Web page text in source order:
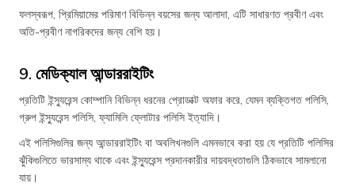
ফলস্বরূপ, প্রিমিয়ামের পরিমাণ বিভিন্ন বয়সের জন্য আলাদা, এটি সাধারণত প্রবীণ এবং
অতি-প্রবীণ নাগরিকদের জন্য বেশি হয়।
9. মেডিক্যাল আন্ডাররাইটিং
প্রতিটি ইন্স্যুরেন্স কোম্পানি বিভিন্ন ধরনের প্রোডাক্ট অফার করে, যেমন ব্যক্তিগত পলিসি,
গ্রুপ ইন্স্যুরেন্স পলিসি, ফ্যামিলি ফ্লোটার পলিসি ইত্যাদি।
এই পলিসিগুলির জন্য আন্ডাররাইটিং বা অবলিখনগুলি এমনভাবে করা হয় যে প্রতিটি পলিসির
ঝুঁকিগুলিতে ভারসাম্য থাকে এবং ইন্স্যুরেন্স প্রদানকারীর দায়বদ্ধতাগুলি ঠিকভাবে সামলানো
যায়।